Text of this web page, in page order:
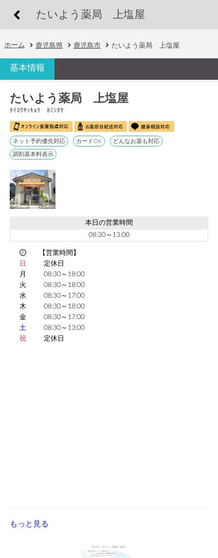
たいよう薬局 上塩屋
ホーム 鹿児島県 鹿児島市 たいよう薬局 上塩屋
基本情報
たいよう薬局 上塩屋
ﾀｲﾖｳﾔｯｷｮｸ ｶﾐｼｵﾔ
ネット予約優先対応 カードOK どんなお薬も対応
調剤基本料表示
本日の営業時間
08:30～13:00
【営業時間】
日
定休日
月
08:30～18:00
火
08:30～18:00
水
08:30～17:00
木
08:30～18:00
金
08:30～17:00
土
08:30～13:00
祝
定休日
もっと見る